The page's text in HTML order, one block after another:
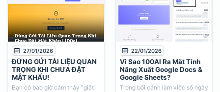
27/01/2026
ĐỪNG GỬI TÀI LIỆU QUAN
TRỌNG KHI CHƯA ĐẶT
MẬT KHẨU!
Bạn có bao giờ cảm thấy "giật
22/01/2026
Vì Sao 100AI Ra Mắt Tính
Năng Xuất Google Docs &
Google Sheets?
Trong bối cảnh làm việc số ngày